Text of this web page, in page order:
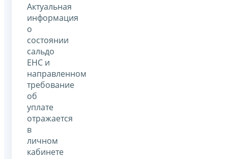
Актуальная
информация
о
состоянии
сальдо
ЕНС и
направленном
требование
об
уплате
отражается
в
личном
кабинете